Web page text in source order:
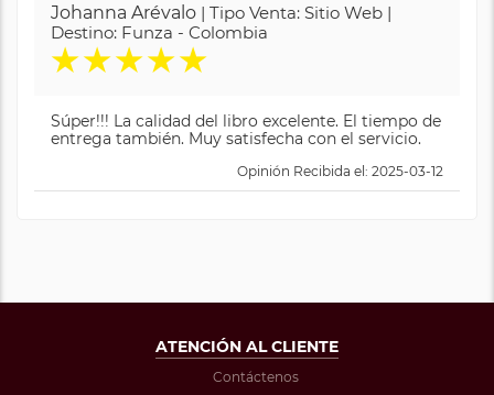
Johanna Arévalo | Tipo Venta: Sitio Web |
Destino: Funza - Colombia
★★★★★
Súper!!! La calidad del libro excelente. El tiempo de
entrega también. Muy satisfecha con el servicio.
Opinión Recibida el: 2025-03-12
ATENCIÓN AL CLIENTE
Contáctenos